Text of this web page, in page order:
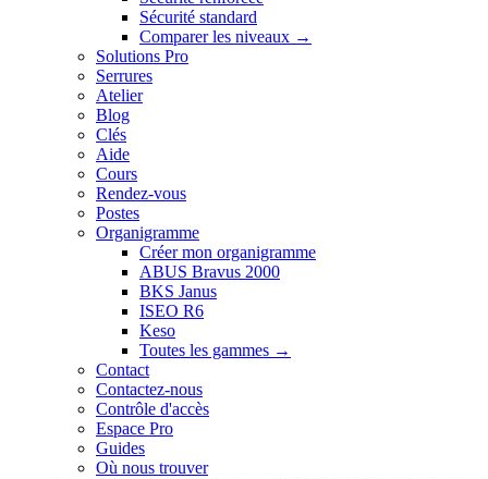
Sécurité standard
Comparer les niveaux →
Solutions Pro
Serrures
Atelier
Blog
Clés
Aide
Cours
Rendez-vous
Postes
Organigramme
Créer mon organigramme
ABUS Bravus 2000
BKS Janus
ISEO R6
Keso
Toutes les gammes →
Contact
Contactez-nous
Contrôle d'accès
Espace Pro
Guides
Où nous trouver